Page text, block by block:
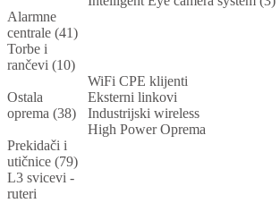
Alarmne
centrale (41)
Torbe i
rančevi (10)
Ostala
oprema (38)
WiFi CPE klijenti
Eksterni linkovi
Industrijski wireless
High Power Oprema
Prekidači i
utičnice (79)
L3 svicevi -
ruteri